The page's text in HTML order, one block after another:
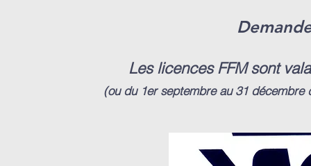
Les licences FFM sont
(ou du 1er septembre au 31